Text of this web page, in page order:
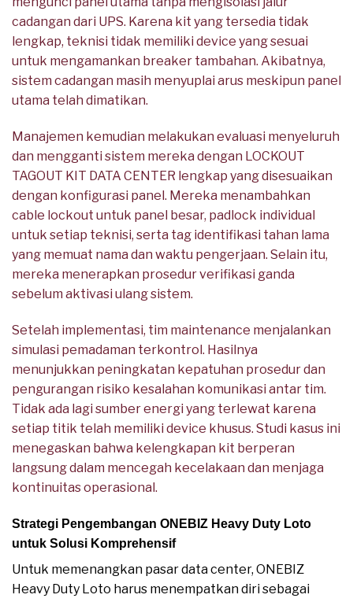
cadangan dari UPS. Karena kit yang tersedia tidak
lengkap, teknisi tidak memiliki device yang sesuai
untuk mengamankan breaker tambahan. Akibatnya,
sistem cadangan masih menyuplai arus meskipun panel
utama telah dimatikan.
Manajemen kemudian melakukan evaluasi menyeluruh
dan mengganti sistem mereka dengan LOCKOUT
TAGOUT KIT DATA CENTER lengkap yang disesuaikan
dengan konfigurasi panel. Mereka menambahkan
cable lockout untuk panel besar, padlock individual
untuk setiap teknisi, serta tag identifikasi tahan lama
yang memuat nama dan waktu pengerjaan. Selain itu,
mereka menerapkan prosedur verifikasi ganda
sebelum aktivasi ulang sistem.
Setelah implementasi, tim maintenance menjalankan
simulasi pemadaman terkontrol. Hasilnya
menunjukkan peningkatan kepatuhan prosedur dan
pengurangan risiko kesalahan komunikasi antar tim.
Tidak ada lagi sumber energi yang terlewat karena
setiap titik telah memiliki device khusus. Studi kasus ini
menegaskan bahwa kelengkapan kit berperan
langsung dalam mencegah kecelakaan dan menjaga
kontinuitas operasional.
Strategi Pengembangan ONEBIZ Heavy Duty Loto
untuk Solusi Komprehensif
Untuk memenangkan pasar data center, ONEBIZ
Heavy Duty Loto harus menempatkan diri sebagai